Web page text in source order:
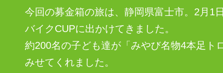
今回の募金箱の旅は、静岡県富士市。2月1
バイクCUPに出かけてきました。
約200名の子ども達が「みやび名物4本足ト
みせてくれました。